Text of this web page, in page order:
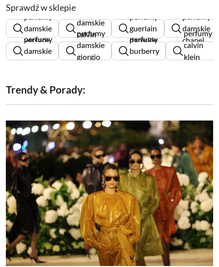
Sprawdź w sklepie
damskie
versace
damskie
calvin
klein
guerlain
damskie
damskie
chanel
perfumy
damskie
chloe
perfumy
damskie
giorgio
perfumy
burberry
damskie
perfumy
calvin
klein
Trendy & Porady: